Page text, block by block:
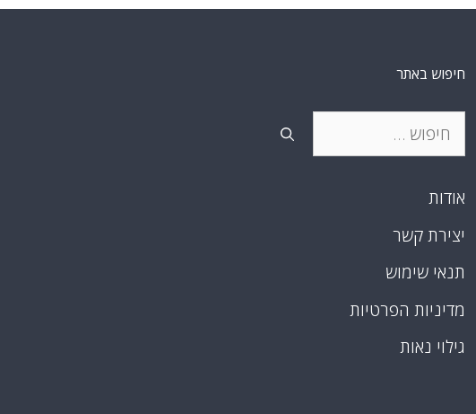
חיפוש באתר
חיפוש:
אודות
יצירת קשר
תנאי שימוש
מדיניות הפרטיות
גילוי נאות